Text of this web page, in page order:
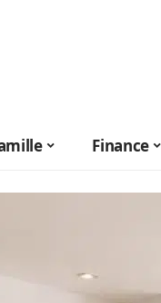
Finance